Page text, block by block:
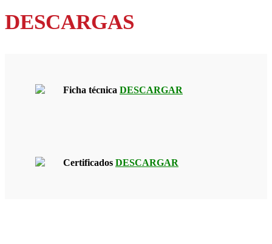
DESCARGAS
Ficha técnica DESCARGAR
Certificados DESCARGAR